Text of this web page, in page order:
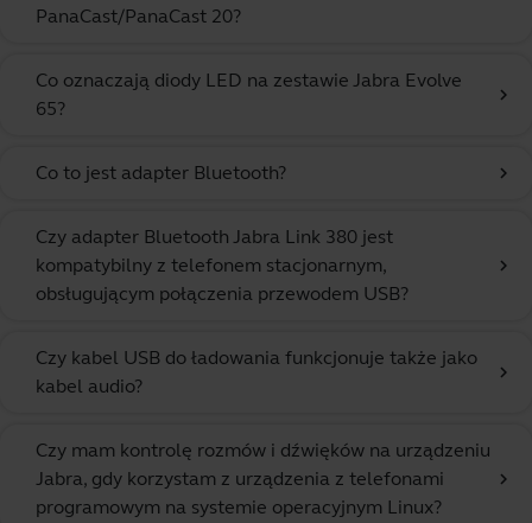
PanaCast/PanaCast 20?
Co oznaczają diody LED na zestawie Jabra Evolve
65?
chevron_right
Co to jest adapter Bluetooth? chevron_right
Czy adapter Bluetooth Jabra Link 380 jest
kompatybilny z telefonem stacjonarnym,
obsługującym połączenia przewodem USB?
chevron_right
Czy kabel USB do ładowania funkcjonuje także jako
kabel audio?
chevron_right
Czy mam kontrolę rozmów i dźwięków na urządzeniu
Jabra, gdy korzystam z urządzenia z telefonami
programowym na systemie operacyjnym Linux?
chevron_right